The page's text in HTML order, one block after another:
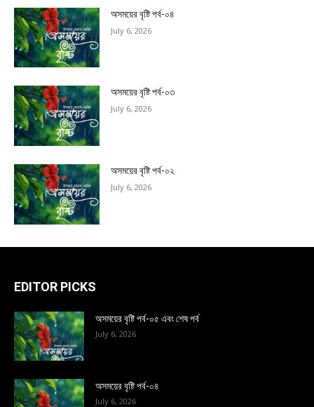
অসময়ের বৃষ্টি পর্ব-০৪
July 6, 2026
অসময়ের বৃষ্টি পর্ব-০৩
July 6, 2026
অসময়ের বৃষ্টি পর্ব-০২
July 6, 2026
EDITOR PICKS
অসময়ের বৃষ্টি পর্ব-০৫ এবং শেষ পর্ব
July 6, 2026
অসময়ের বৃষ্টি পর্ব-০৪
July 6, 2026